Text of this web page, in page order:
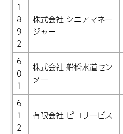
1
8
9
2
株式会社 シニアマネー
ジャー
6
0
1
株式会社 船橋水道セン
ター
6
1
2
有限会社 ピコサービス